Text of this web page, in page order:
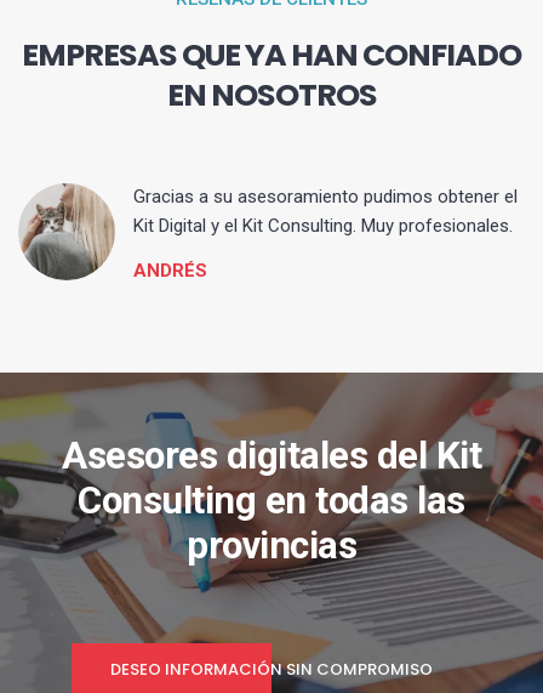
EMPRESAS QUE YA HAN CONFIADO
EN NOSOTROS
Gracias a su asesoramiento pudimos obtener el
Kit Digital y el Kit Consulting. Muy profesionales.
ANDRÉS
Asesores digitales del Kit
Consulting en todas las
provincias
DESEO INFORMACIÓN SIN COMPROMISO